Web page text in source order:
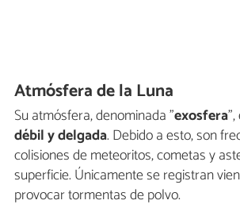
Atmósfera de la Luna
Su atmósfera, denominada "exosfera",
débil y delgada. Debido a esto, son
colisiones de meteoritos, cometas y
superficie. Únicamente se registran
provocar tormentas de polvo.